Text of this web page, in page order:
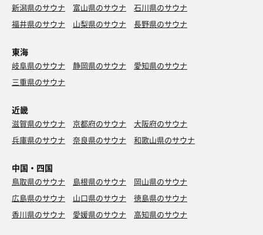
新潟県のサウナ 富山県のサウナ
石川県のサウナ
福井県のサウナ
山梨県のサウナ 長野県のサウナ
東海
岐阜県のサウナ 静岡県のサウナ
愛知県のサウナ
三重県のサウナ
近畿
滋賀県のサウナ 京都府のサウナ
大阪府のサウナ
兵庫県のサウナ
奈良県のサウナ 和歌山県のサウナ
中国・四国
鳥取県のサウナ 島根県のサウナ
岡山県のサウナ
広島県のサウナ
山口県のサウナ
徳島県のサウナ
香川県のサウナ
愛媛県のサウナ 高知県のサウナ